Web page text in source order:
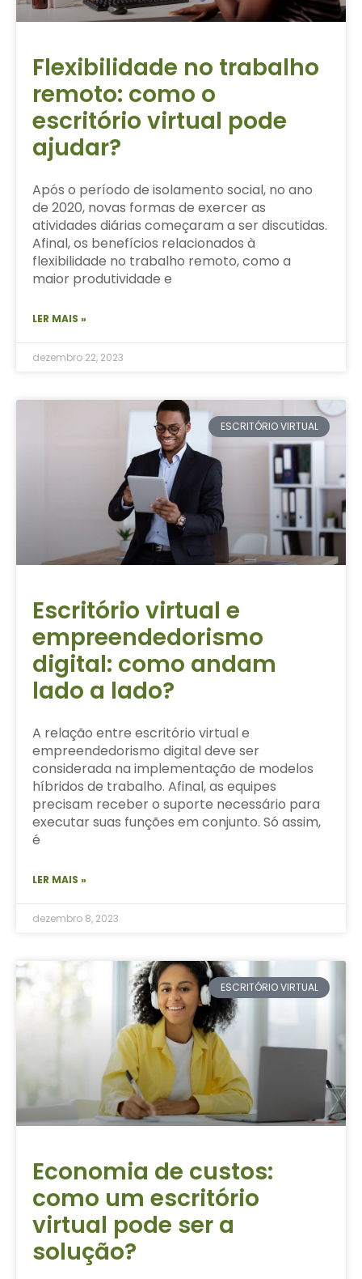
Flexibilidade no trabalho
remoto: como o
escritório virtual pode
ajudar?
Após o período de isolamento social, no ano
de 2020, novas formas de exercer as
atividades diárias começaram a ser discutidas.
Afinal, os benefícios relacionados à
flexibilidade no trabalho remoto, como a
maior produtividade e
LER MAIS »
dezembro 22, 2023
ESCRITÓRIO VIRTUAL
Escritório virtual e
empreendedorismo
digital: como andam
lado a lado?
A relação entre escritório virtual e
empreendedorismo digital deve ser
considerada na implementação de modelos
híbridos de trabalho. Afinal, as equipes
precisam receber o suporte necessário para
executar suas funções em conjunto. Só assim,
é
LER MAIS »
dezembro 8, 2023
ESCRITÓRIO VIRTUAL
Economia de custos:
como um escritório
virtual pode ser a
solução?